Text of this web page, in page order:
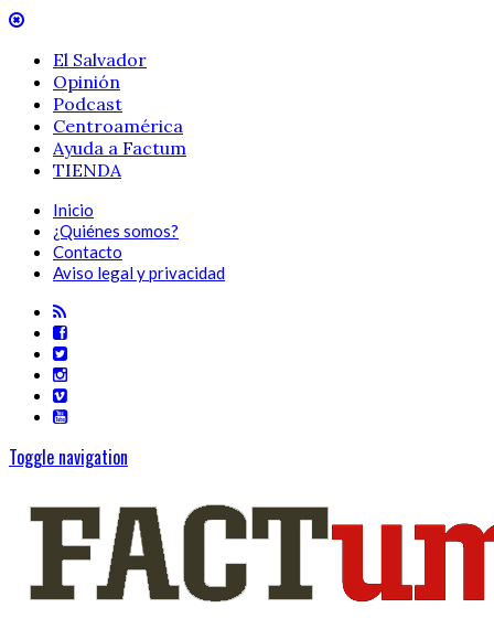
El Salvador
Opinión
Podcast
Centroamérica
Ayuda a Factum
TIENDA
Inicio
¿Quiénes somos?
Contacto
Aviso legal y privacidad
Toggle navigation